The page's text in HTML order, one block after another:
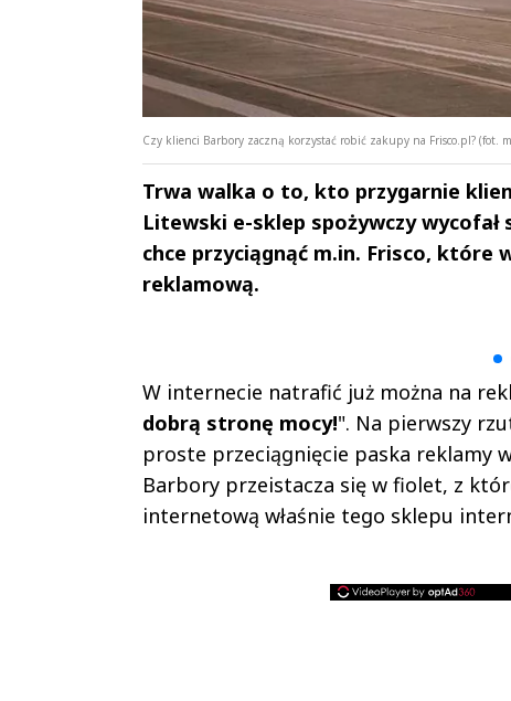
Czy klienci Barbory zaczną korzystać robić zakupy na Frisco.pl? (fot.
Trwa walka o to, kto przygarnie
Litewski e-sklep spożywczy
chce przyciągnąć m.in. Frisco, które
reklamową.
W internecie natrafić już można na
dobrą stronę mocy!". Na pierwszy
proste przeciągnięcie paska reklamy
Barbory przeistacza się w fiolet, z
internetową właśnie tego sklepu
Andrzej i Marta